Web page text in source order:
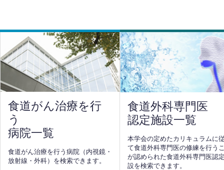
食道がん治療を行
う
病院一覧
食道がん治療を行う病院（内視鏡・
放射線・外科）を検索できます。
食道外科専門医
認定施設一覧
本学会の定めたカリキュラムに
て食道外科専門医の修練を行う
が認められた食道外科専門医認
設を検索できます。